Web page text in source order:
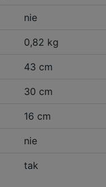
nie
0,82 kg
43 cm
30 cm
16 cm
nie
tak